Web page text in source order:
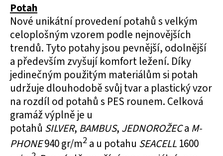
Potah
Nové unikátní provedení potahů s velkým
celoplošným vzorem podle nejnovějších
trendů. Tyto potahy jsou pevnější, odolnější
a především zvyšují komfort ležení. Díky
jedinečným použitým materiálům si potah
udržuje dlouhodobě svůj tvar a plastický vzor
na rozdíl od potahů s PES rounem. Celková
gramáž výplně je u
potahů SILVER, BAMBUS, JEDNOROŽECa M-
PHONE940 gr/m2 a u potahu SEACELL 1600